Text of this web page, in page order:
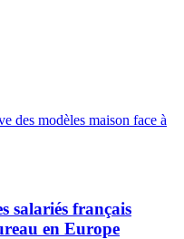
des modèles maison face à
salariés français
en Europe